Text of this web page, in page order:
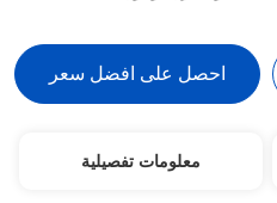
احصل على افضل سعر
معلومات تفصيلية